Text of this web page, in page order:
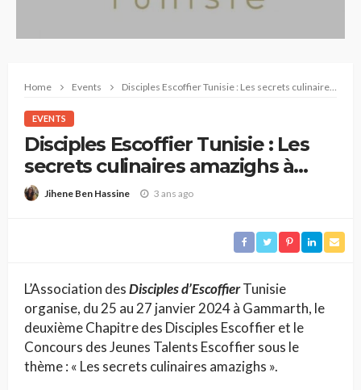
Home Events Disciples Escoffier Tunisie : Les secrets culinaires amazighs à l’honneur
EVENTS
Disciples Escoffier Tunisie : Les
secrets culinaires amazighs à
l’honneur
Jihene Ben Hassine 3 ans ago
L’Association desDisciples d’EscoffierTunisie
organise, du 25 au 27 janvier 2024 à Gammarth, le
deuxième Chapitre des Disciples Escoffier et le
Concours des Jeunes Talents Escoffier sous le
thème : « Les secrets culinaires amazighs ».